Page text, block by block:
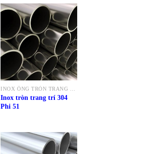
Inox tròn trang trí 304
Phi 51